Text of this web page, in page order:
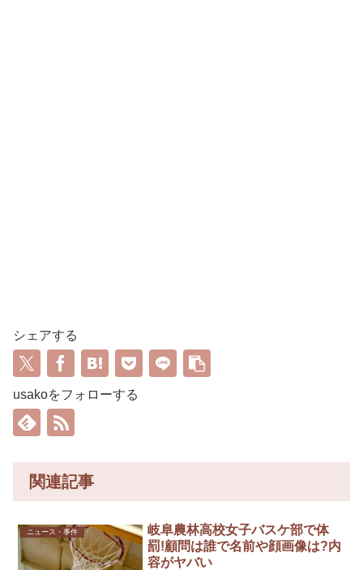
シェアする
usakoをフォローする
関連記事
ニュース・事件
岐阜農林高校女子バスケ部で体
罰!顧問は誰で名前や顔画像は?内
容がヤバい